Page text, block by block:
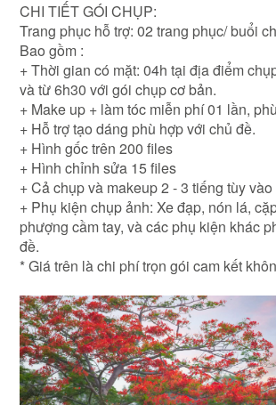
CHI TIẾT GÓI CHỤP:
Trang phục hỗ trợ: 02 trang phục/ buổi
Bao gồm :
+ Thời gian có mặt: 04h tại địa điểm
và từ 6h30 với gói chụp cơ bản.
+ Make up + làm tóc miễn phí 01 lần,
+ Hỗ trợ tạo dáng phù hợp với chủ đề.
+ Hình gốc trên 200 files
+ Hình chỉnh sửa 15 files
+ Cả chụp và makeup 2 - 3 tiếng tùy
+ Phụ kiện chụp ảnh: Xe đạp, nón lá,
phượng cầm tay, và các phụ kiện khác
đề.
* Giá trên là chi phí trọn gói cam kết